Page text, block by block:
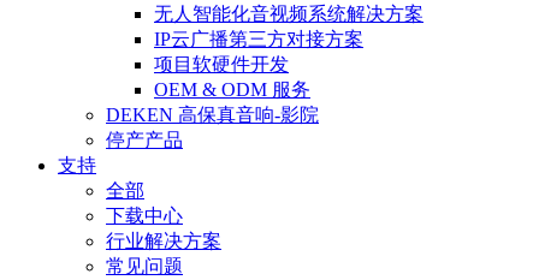
无人智能化音视频系统解决方案
IP云广播第三方对接方案
项目软硬件开发
OEM & ODM 服务
DEKEN 高保真音响-影院
停产产品
支持
全部
下载中心
行业解决方案
常见问题